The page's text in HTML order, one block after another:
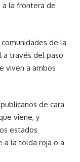
a la frontera de
de la
a través del paso
viven a ambos
de cara
viene, y
estados
a la tolda roja o a